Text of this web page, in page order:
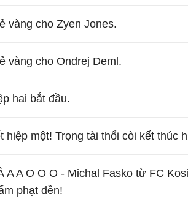
vàng cho Zyen Jones.
vàng cho Ondrej Deml.
hai bắt đầu.
hiệp một! Trọng tài thổi còi kết thúc
A A O O O - Michal Fasko từ FC
phạt đền!